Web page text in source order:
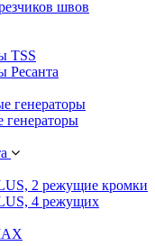
швов
TSS
Ресанта
генераторы
генераторы
2 режущие кромки
4 режущих